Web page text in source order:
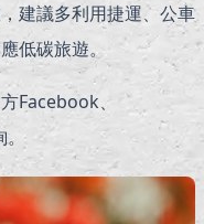
建議多利用捷運、公車
低碳旅遊。
Facebook、
。